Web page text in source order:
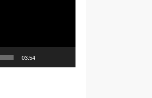
03:54